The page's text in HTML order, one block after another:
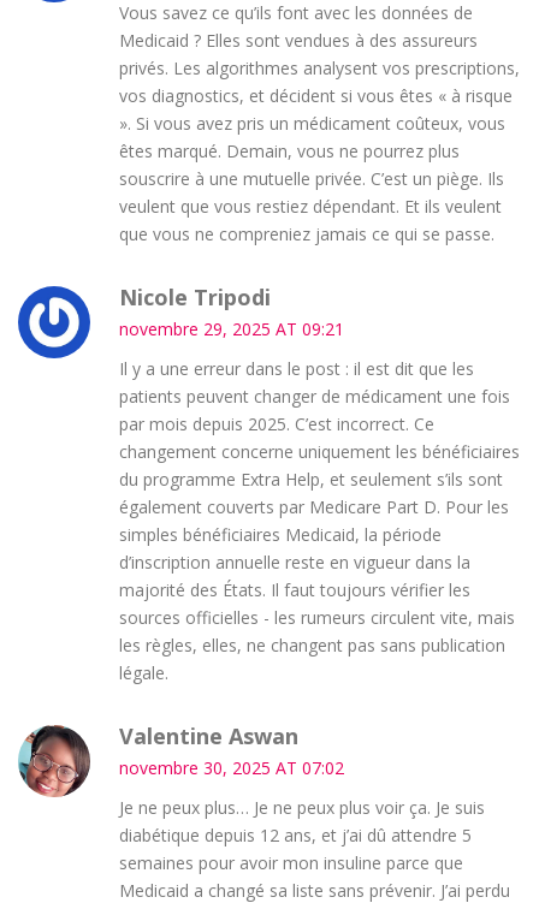
Vous savez ce qu’ils font avec les données de
Medicaid ? Elles sont vendues à des assureurs
privés. Les algorithmes analysent vos prescriptions,
vos diagnostics, et décident si vous êtes « à risque
». Si vous avez pris un médicament coûteux, vous
êtes marqué. Demain, vous ne pourrez plus
souscrire à une mutuelle privée. C’est un piège. Ils
veulent que vous restiez dépendant. Et ils veulent
que vous ne compreniez jamais ce qui se passe.
Nicole Tripodi
novembre 29, 2025 AT 09:21
Il y a une erreur dans le post : il est dit que les
patients peuvent changer de médicament une fois
par mois depuis 2025. C’est incorrect. Ce
changement concerne uniquement les bénéficiaires
du programme Extra Help, et seulement s’ils sont
également couverts par Medicare Part D. Pour les
simples bénéficiaires Medicaid, la période
d’inscription annuelle reste en vigueur dans la
majorité des États. Il faut toujours vérifier les
sources officielles - les rumeurs circulent vite, mais
les règles, elles, ne changent pas sans publication
légale.
Valentine Aswan
novembre 30, 2025 AT 07:02
Je ne peux plus… Je ne peux plus voir ça. Je suis
diabétique depuis 12 ans, et j’ai dû attendre 5
semaines pour avoir mon insuline parce que
Medicaid a changé sa liste sans prévenir. J’ai perdu